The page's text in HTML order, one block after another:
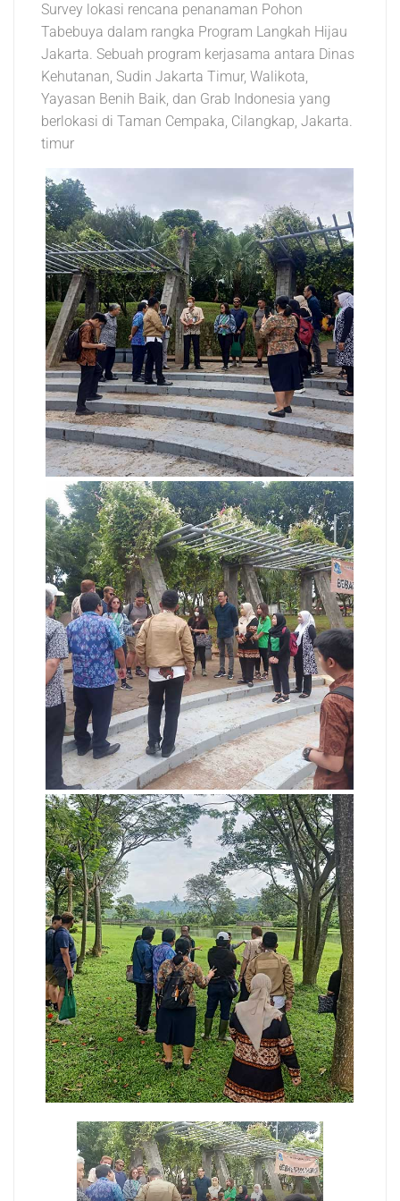
Survey lokasi rencana penanaman Pohon
Tabebuya dalam rangka Program Langkah Hijau
Jakarta. Sebuah program kerjasama antara Dinas
Kehutanan, Sudin Jakarta Timur, Walikota,
Yayasan Benih Baik, dan Grab Indonesia yang
berlokasi di Taman Cempaka, Cilangkap, Jakarta.
timur